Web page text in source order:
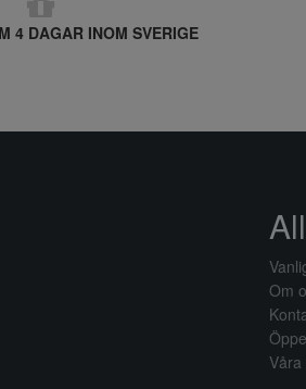
4 DAGAR INOM SVERIGE
Om
Våra